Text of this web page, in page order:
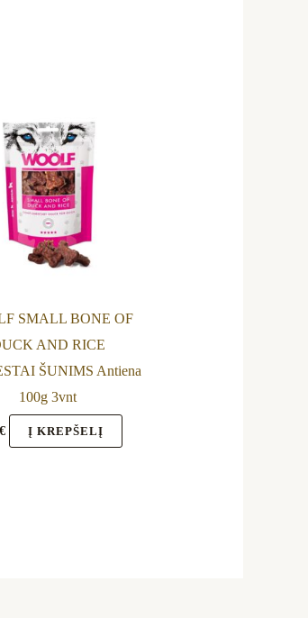
SMALL BONE OF
AND RICE
ŠUNIMS Antiena
100g 3vnt
€ Į KREPŠELĮ